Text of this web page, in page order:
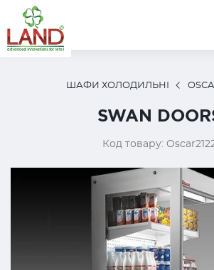
ШАФИ ХОЛОДИЛЬНІ
SWAN
Код товару: